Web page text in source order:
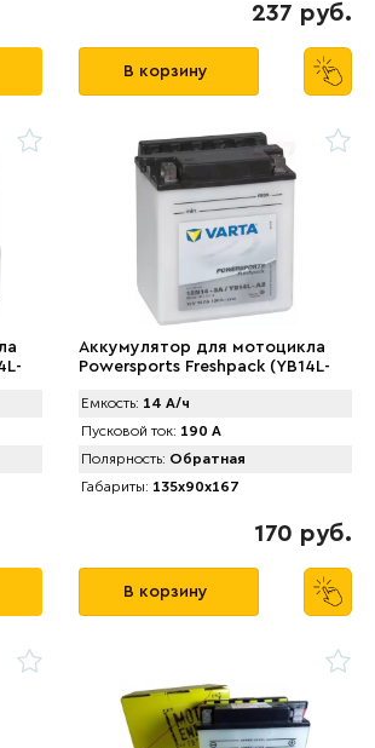
237 руб.
В корзину
Аккумулятор для мотоцикла
Powersports Freshpack (YB14L-
Емкость: 14 А/ч
Пусковой ток: 190 А
Полярность: Обратная
Габариты: 135x90x167
170 руб.
В корзину